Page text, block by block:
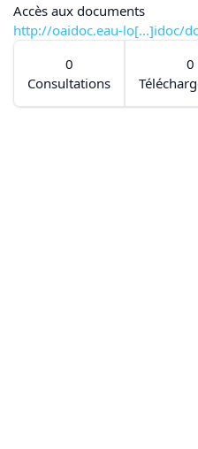
Accès aux documents
http://oaidoc.eau-lo[...]idoc/
0
Consultations
0